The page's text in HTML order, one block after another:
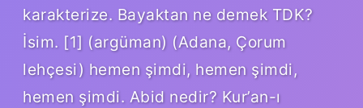
karakterize. Bayaktan ne demek TDK?
İsim. [1] (argüman) (Adana, Çorum
lehçesi) hemen şimdi, hemen şimdi,
hemen şimdi. Abid nedir? Kur’an-ı